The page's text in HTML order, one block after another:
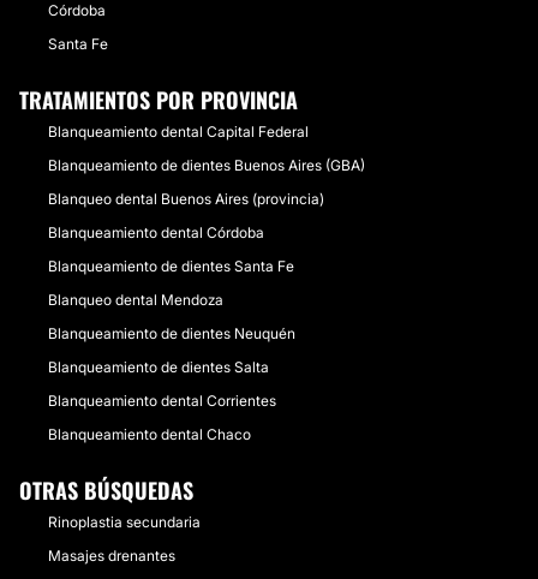
Córdoba
Santa Fe
TRATAMIENTOS POR PROVINCIA
Blanqueamiento dental Capital Federal
Blanqueamiento de dientes Buenos Aires (GBA)
Blanqueo dental Buenos Aires (provincia)
Blanqueamiento dental Córdoba
Blanqueamiento de dientes Santa Fe
Blanqueo dental Mendoza
Blanqueamiento de dientes Neuquén
Blanqueamiento de dientes Salta
Blanqueamiento dental Corrientes
Blanqueamiento dental Chaco
OTRAS BÚSQUEDAS
Rinoplastia secundaria
Masajes drenantes